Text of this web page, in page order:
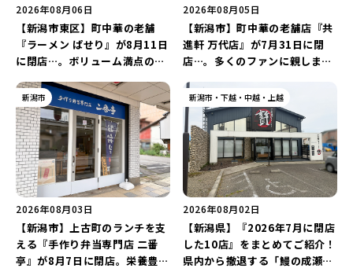
2026年08月06日
【新潟市東区】町中華の老舗
『ラーメン ぱせり』が8月11日
に閉店…。ボリューム満点の名
2026年08月05日
【新潟市】町中華の老舗店『共
進軒 万代店』が7月31日に閉
店…。多くのファンに親しまれ
新潟市
2026年08月03日
【新潟市】上古町のランチを支
える『手作り弁当専門店 二番
亭』が8月7日に閉店。栄養豊富
新潟市・下越・中越・上越
2026年08月02日
【新潟県】『2026年7月に閉店
した10店』をまとめてご紹介！
県内から撤退する「鰻の成瀬」